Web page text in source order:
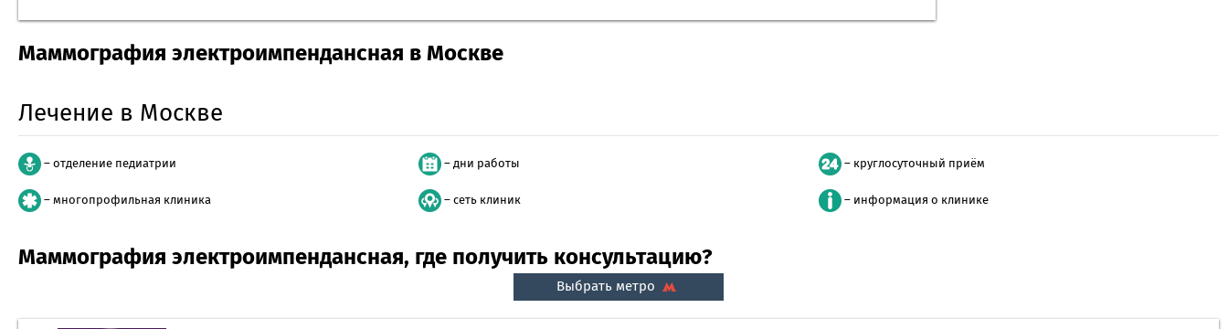
Маммография электроимпендансная в Москве
Лечение в Москве
– отделение педиатрии – дни работы – круглосуточный приём
– многопрофильная клиника – сеть клиник – информация о клинике
Маммография электроимпендансная, где получить консультацию?
Выбрать метро